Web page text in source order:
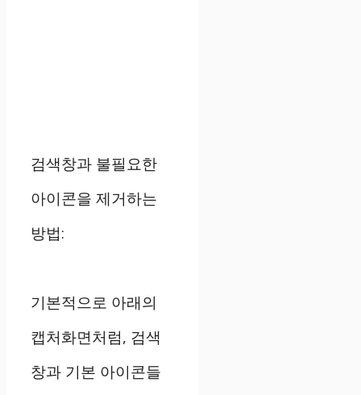
검색창과 불필요한
아이콘을 제거하는
방법:
기본적으로 아래의
캡처화면처럼, 검색
창과 기본 아이콘들